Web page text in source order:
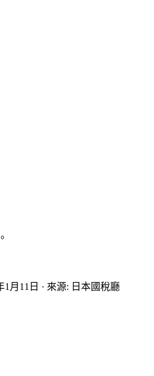
1月11日 · 來源: 日本國稅廳